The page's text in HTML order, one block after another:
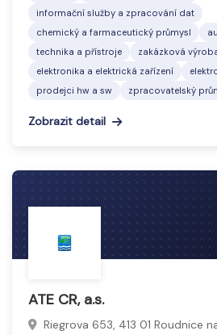
informační služby a zpracování dat
chemický a farmaceutický průmysl
technika a přístroje
zakázková
elektronika a elektrická zařízení
prodejci hw a sw
zpracovatelský
Zobrazit detail
ATE CR, a.s.
Riegrova 653, 413 01 Roudnice